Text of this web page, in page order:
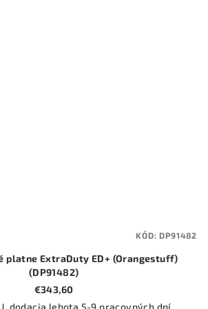
platne ExtraDuty ED+ (Orangestuff)
(DP91482)
€343,60
KÓD:DP91482